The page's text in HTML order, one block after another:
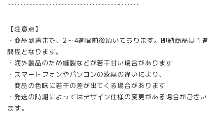
¨¨¨¨¨¨¨¨¨¨¨¨¨¨¨¨¨¨¨¨¨¨¨¨¨¨¨¨¨¨¨¨¨¨¨¨¨¨¨¨¨¨¨¨¨
【注意点】
・商品到着まで、2～4週間前後頂いております。即納商品は１週
間程となります。
・海外製品のため縫製などが若干甘い場合があります
・スマートフォンやパソコンの液晶の違いにより、
商品の色味に若干の差が出てくる場合があります
・発送の時期によってはデザイン仕様の変更がある場合がござい
ます。